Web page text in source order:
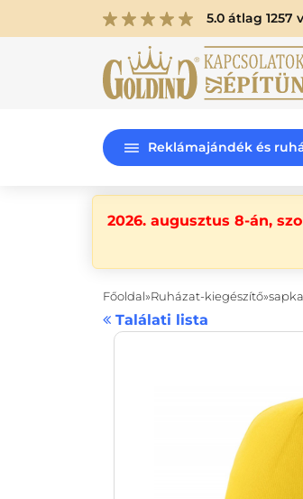
5.0 átlag 1257
Reklámajándék és
2026. augusztus 8-án,
Főoldal Ruházat-kiegészítő sapka
Találati lista